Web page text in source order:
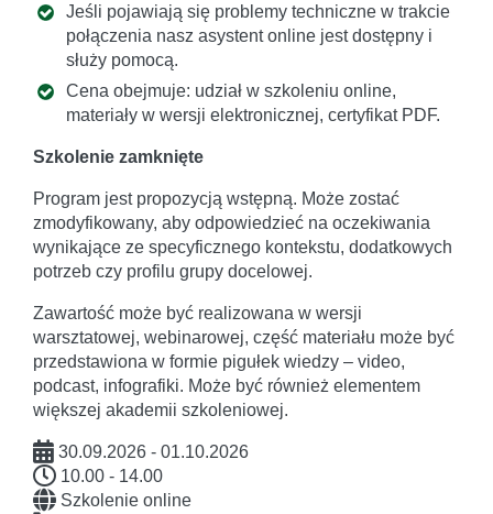
Jeśli pojawiają się problemy techniczne w trakcie
połączenia nasz asystent online jest dostępny i
służy pomocą.
Cena obejmuje: udział w szkoleniu online,
materiały w wersji elektronicznej, certyfikat PDF.
Szkolenie zamknięte
Program jest propozycją wstępną. Może zostać
zmodyfikowany, aby odpowiedzieć na oczekiwania
wynikające ze specyficznego kontekstu, dodatkowych
potrzeb czy profilu grupy docelowej.
Zawartość może być realizowana w wersji
warsztatowej, webinarowej, część materiału może być
przedstawiona w formie pigułek wiedzy – video,
podcast, infografiki. Może być również elementem
większej akademii szkoleniowej.
30.09.2026 - 01.10.2026
10.00 - 14.00
Szkolenie online